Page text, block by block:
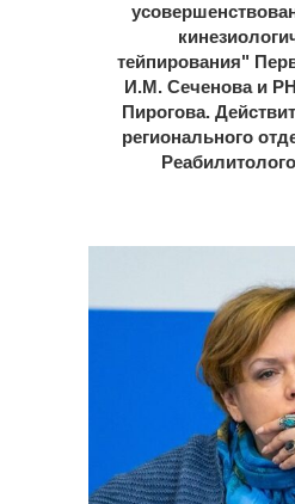
тейпирования"
И.М. Сеченова и
Пирогова.
регионального